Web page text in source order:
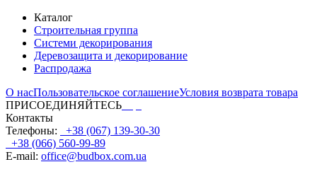
Каталог
Строительная группа
Системи декорирования
Деревозащита и декорирование
Распродажа
О насПользовательское соглашениеУсловия возврата товара
ПРИСОЕДИНЯЙТЕСЬ
Контакты
Телефоны:
+38 (067) 139-30-30
+38 (066) 560-99-89
E-mail: office@budbox.com.ua